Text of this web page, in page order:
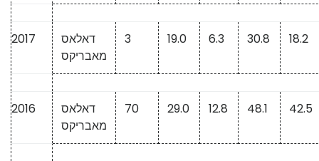
2017
דאלאס
מאבריקס
3 19.0 6.3 30.8 18.2
2016
דאלאס
מאבריקס
70 29.0 12.8 48.1 42.5